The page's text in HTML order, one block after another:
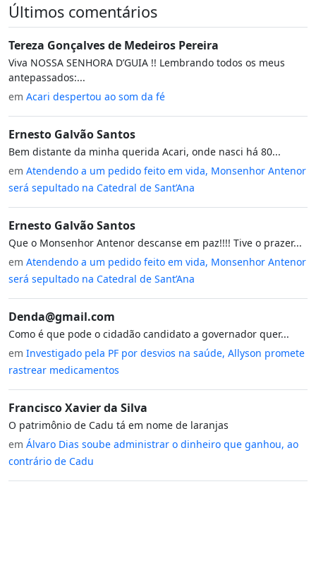
Últimos comentários
Tereza Gonçalves de Medeiros Pereira
Viva NOSSA SENHORA D’GUIA !! Lembrando todos os meus
antepassados:...
em Acari despertou ao som da fé
Ernesto Galvão Santos
Bem distante da minha querida Acari, onde nasci há 80...
em Atendendo a um pedido feito em vida, Monsenhor Antenor
será sepultado na Catedral de Sant’Ana
Ernesto Galvão Santos
Que o Monsenhor Antenor descanse em paz!!!! Tive o prazer...
em Atendendo a um pedido feito em vida, Monsenhor Antenor
será sepultado na Catedral de Sant’Ana
Denda@gmail.com
Como é que pode o cidadão candidato a governador quer...
em Investigado pela PF por desvios na saúde, Allyson promete
rastrear medicamentos
Francisco Xavier da Silva
O patrimônio de Cadu tá em nome de laranjas
em Álvaro Dias soube administrar o dinheiro que ganhou, ao
contrário de Cadu